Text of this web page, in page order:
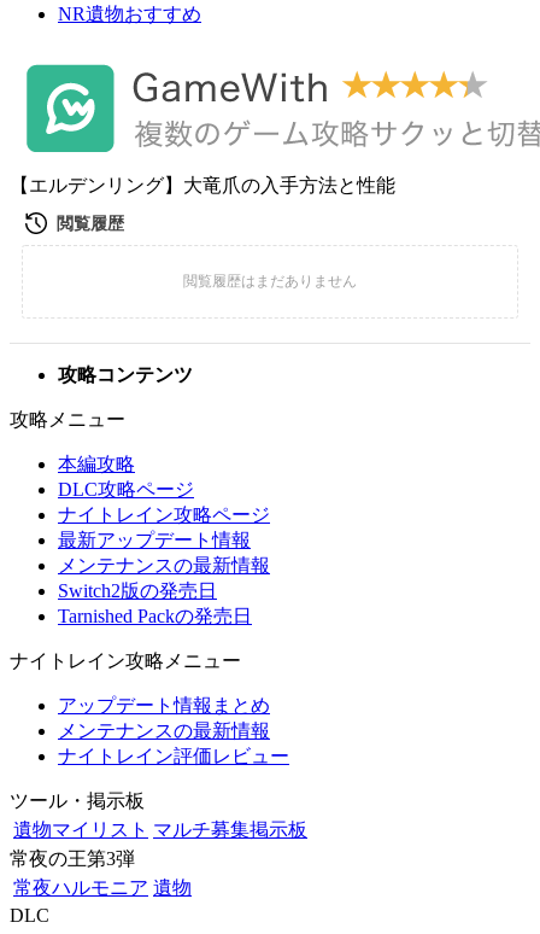
NR遺物おすすめ
【エルデンリング】大竜爪の入手方法と性能
攻略コンテンツ
攻略メニュー
本編攻略
DLC攻略ページ
ナイトレイン攻略ページ
最新アップデート情報
メンテナンスの最新情報
Switch2版の発売日
Tarnished Packの発売日
ナイトレイン攻略メニュー
アップデート情報まとめ
メンテナンスの最新情報
ナイトレイン評価レビュー
ツール・掲示板
遺物マイリスト マルチ募集掲示板
常夜の王第3弾
常夜ハルモニア 遺物
DLC